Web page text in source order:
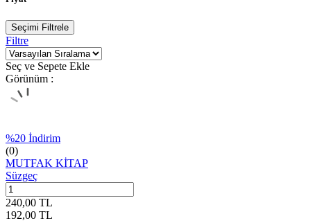
Seçimi Filtrele
Filtre
Seç ve Sepete Ekle
Görünüm :
%20 İndirim
(0)
MUTFAK KİTAP
Süzgeç
240,00 TL
192,00 TL